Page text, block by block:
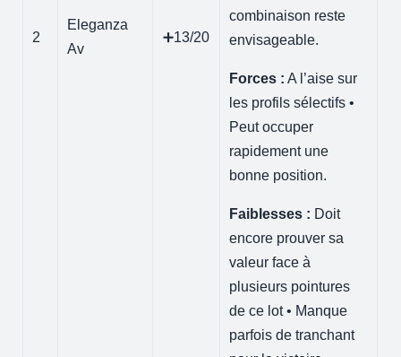
2
Eleganza
Av
➕13/20
combinaison reste
envisageable.
Forces : A l’aise sur
les profils sélectifs •
Peut occuper
rapidement une
bonne position.
Faiblesses : Doit
encore prouver sa
valeur face à
plusieurs pointures
de ce lot • Manque
parfois de tranchant